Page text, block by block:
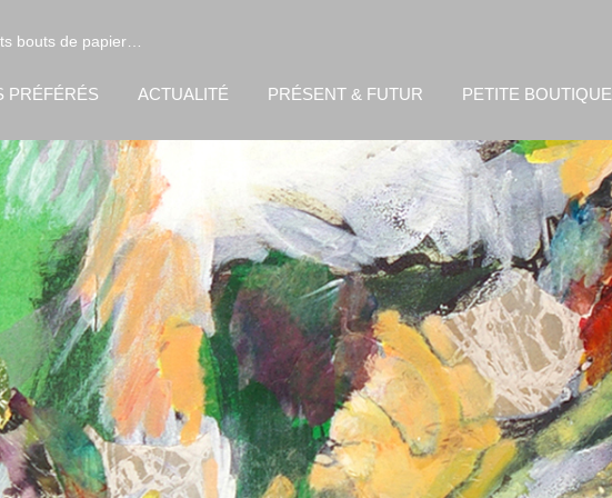
bouts de papier…
PRÉFÉRÉS ACTUALITÉ PRÉSENT & FUTUR PETITE BOUTIQUE